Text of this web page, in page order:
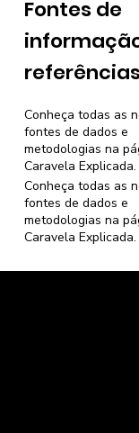
Fontes de
Conheça todas as
fontes de dados e
metodologias na
Caravela Explicada.
Conheça todas as
fontes de dados e
metodologias na
Caravela Explicada.